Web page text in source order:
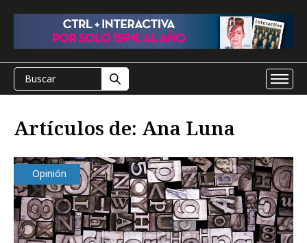
Artículos de: Ana Luna
Opinión